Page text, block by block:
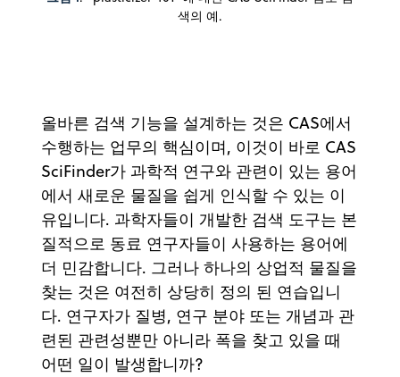
색의 예.
올바른 검색 기능을 설계하는 것은 CAS에서
수행하는 업무의 핵심이며, 이것이 바로 CAS
SciFinder가 과학적 연구와 관련이 있는 용어
에서 새로운 물질을 쉽게 인식할 수 있는 이
유입니다. 과학자들이 개발한 검색 도구는 본
질적으로 동료 연구자들이 사용하는 용어에
더 민감합니다. 그러나 하나의 상업적 물질을
찾는 것은 여전히 상당히 정의 된 연습입니
다. 연구자가 질병, 연구 분야 또는 개념과 관
련된 관련성뿐만 아니라 폭을 찾고 있을 때
어떤 일이 발생합니까?